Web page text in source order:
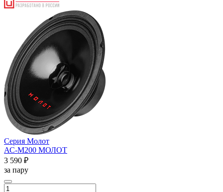
Серия Молот
АС-М200 МОЛОТ
3 590 ₽
за пару